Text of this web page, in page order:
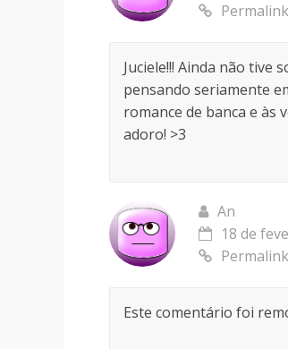
Permalink
Juciele!!! Ainda não tive
pensando seriamente
romance de banca e às
adoro! >3
An
18 de
Permalink
Este comentário foi